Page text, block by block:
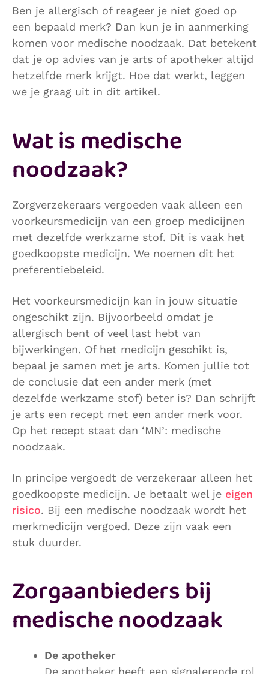
Ben je allergisch of reageer je niet goed op
een bepaald merk? Dan kun je in aanmerking
komen voor medische noodzaak. Dat betekent
dat je op advies van je arts of apotheker altijd
hetzelfde merk krijgt. Hoe dat werkt, leggen
we je graag uit in dit artikel.
Wat is medische
noodzaak?
Zorgverzekeraars vergoeden vaak alleen een
voorkeursmedicijn van een groep medicijnen
met dezelfde werkzame stof. Dit is vaak het
goedkoopste medicijn. We noemen dit het
preferentiebeleid.
Het voorkeursmedicijn kan in jouw situatie
ongeschikt zijn. Bijvoorbeeld omdat je
allergisch bent of veel last hebt van
bijwerkingen. Of het medicijn geschikt is,
bepaal je samen met je arts. Komen jullie tot
de conclusie dat een ander merk (met
dezelfde werkzame stof) beter is? Dan schrijft
je arts een recept met een ander merk voor.
Op het recept staat dan ‘MN’: medische
noodzaak.
In principe vergoedt de verzekeraar alleen het
goedkoopste medicijn. Je betaalt wel je eigen
risico. Bij een medische noodzaak wordt het
merkmedicijn vergoed. Deze zijn vaak een
stuk duurder.
Zorgaanbieders bij
medische noodzaak
De apotheker
De apotheker heeft een signalerende rol